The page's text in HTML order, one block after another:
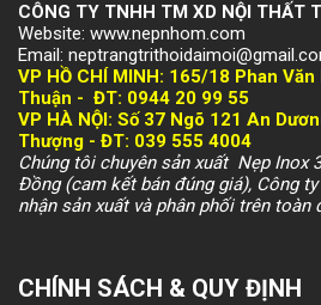
CÔNG TY TNHH TM XD NỘI THẤT
Website: www.nepnhom.com
Email:
VP HỒ CHÍ MINH: 165/18 Phan
Thuận - ĐT: 0944 20 99 55
VP HÀ NỘI: Số 37 Ngõ 121 An
Thượng - ĐT: 039 555 4004
Chúng tôi chuyên sản xuất Nẹp Inox
Đồng (cam kết bán đúng giá), Công
nhận sản xuất và phân phối trên toàn
CHÍNH SÁCH & QUY ĐỊNH